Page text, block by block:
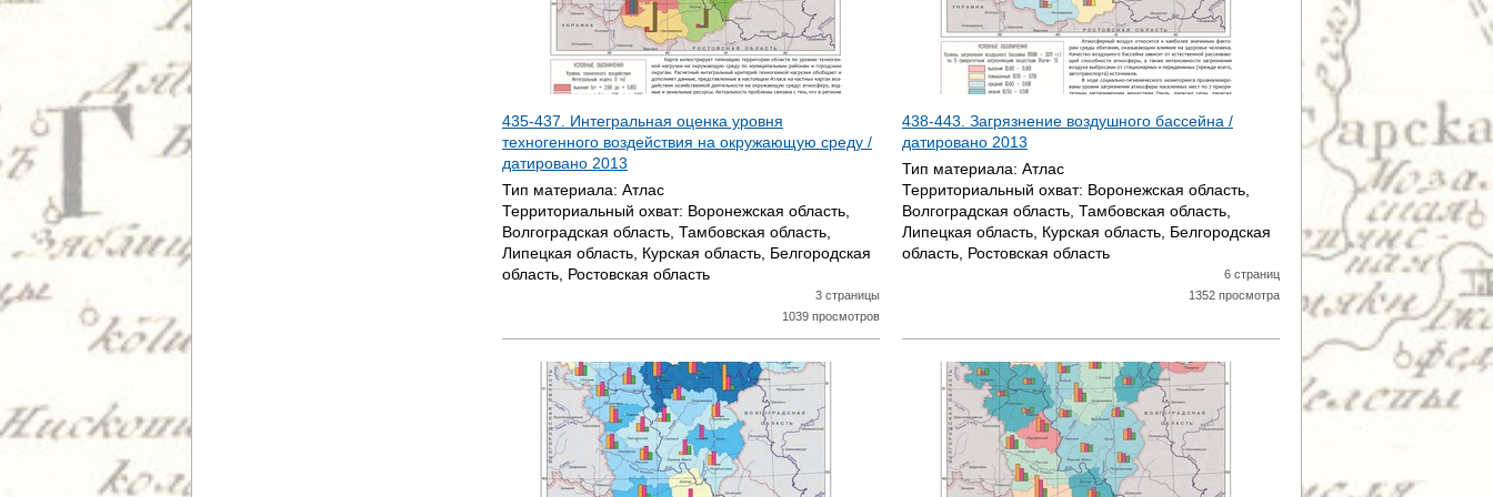
435-437. Интегральная оценка уровня
техногенного воздействия на окружающую среду /
датировано 2013
Тип материала: Атлас
Территориальный охват: Воронежская область,
Волгоградская область, Тамбовская область,
Липецкая область, Курская область, Белгородская
область, Ростовская область
3 страницы
1039 просмотров
438-443. Загрязнение воздушного бассейна /
датировано 2013
Тип материала: Атлас
Территориальный охват: Воронежская область,
Волгоградская область, Тамбовская область,
Липецкая область, Курская область, Белгородская
область, Ростовская область
6 страниц
1352 просмотра